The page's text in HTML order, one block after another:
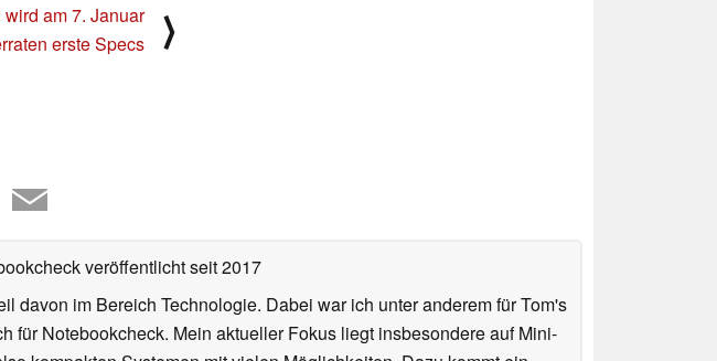
am 7. Januar
erste Specs
⟩
veröffentlichtseit 2017
davon im Bereich Technologie. Dabei war ich unter anderem für Tom's
für Notebookcheck. Mein aktueller Fokus liegt insbesondere auf Mini-